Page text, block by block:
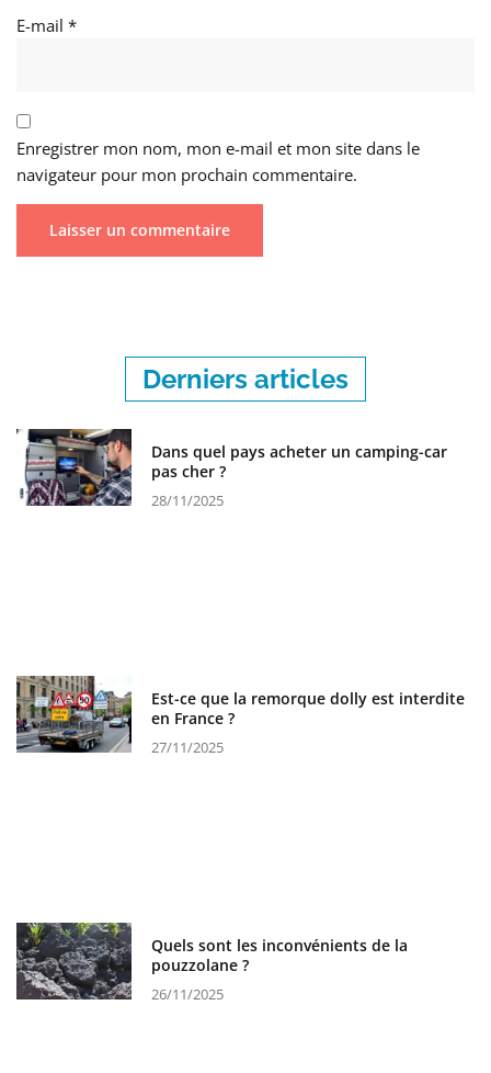
E-mail *
Enregistrer mon nom, mon e-mail et mon site dans le
navigateur pour mon prochain commentaire.
Derniers articles
Dans quel pays acheter un camping-car
pas cher ?
28/11/2025
Est-ce que la remorque dolly est interdite
en France ?
27/11/2025
Quels sont les inconvénients de la
pouzzolane ?
26/11/2025